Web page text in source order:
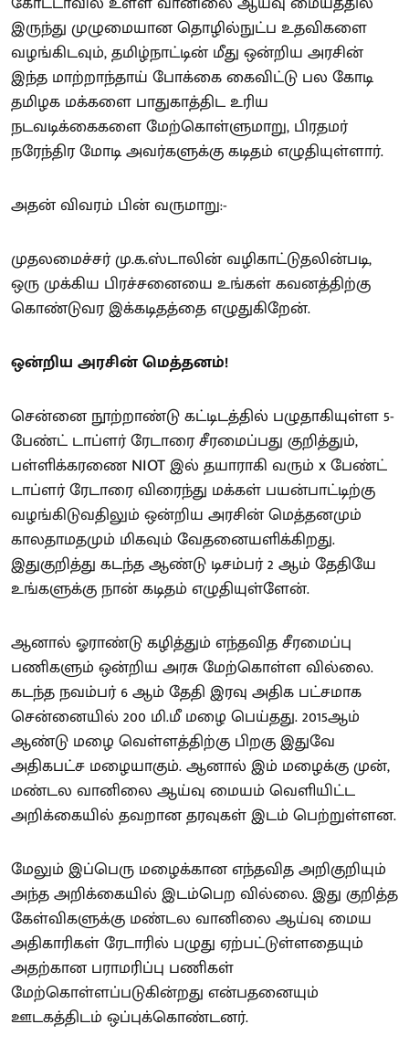
இருந்து முழுமையான தொழில்நுட்ப உதவிகளை
வழங்கிடவும், தமிழ்நாட்டின் மீது ஒன்றிய அரசின்
இந்த மாற்றாந்தாய் போக்கை கைவிட்டு பல கோடி
தமிழக மக்களை பாதுகாத்திட உரிய
நடவடிக்கைகளை மேற்கொள்ளுமாறு, பிரதமர்
நரேந்திர மோடி அவர்களுக்கு கடிதம் எழுதியுள்ளார்.
அதன் விவரம் பின் வருமாறு:-
முதலமைச்சர் மு.க.ஸ்டாலின் வழிகாட்டுதலின்படி,
ஒரு முக்கிய பிரச்சனையை உங்கள் கவனத்திற்கு
கொண்டுவர இக்கடிதத்தை எழுதுகிறேன்.
ஒன்றிய அரசின் மெத்தனம்!
சென்னை நூற்றாண்டு கட்டிடத்தில் பழுதாகியுள்ள 5-
பேண்ட் டாப்ளர் ரேடாரை சீரமைப்பது குறித்தும்,
பள்ளிக்கரணை NIOT இல் தயாராகி வரும் x பேண்ட்
டாப்ளர் ரேடாரை விரைந்து மக்கள் பயன்பாட்டிற்கு
வழங்கிடுவதிலும் ஒன்றிய அரசின் மெத்தனமும்
காலதாமதமும் மிகவும் வேதனையளிக்கிறது.
இதுகுறித்து கடந்த ஆண்டு டிசம்பர் 2 ஆம் தேதியே
உங்களுக்கு நான் கடிதம் எழுதியுள்ளேன்.
ஆனால் ஓராண்டு கழித்தும் எந்தவித சீரமைப்பு
பணிகளும் ஒன்றிய அரசு மேற்கொள்ள வில்லை.
கடந்த நவம்பர் 6 ஆம் தேதி இரவு அதிக பட்சமாக
சென்னையில் 200 மி.மீ மழை பெய்தது. 2015ஆம்
ஆண்டு மழை வெள்ளத்திற்கு பிறகு இதுவே
அதிகபட்ச மழையாகும். ஆனால் இம் மழைக்கு முன்,
மண்டல வானிலை ஆய்வு மையம் வெளியிட்ட
அறிக்கையில் தவறான தரவுகள் இடம் பெற்றுள்ளன.
மேலும் இப்பெரு மழைக்கான எந்தவித அறிகுறியும்
அந்த அறிக்கையில் இடம்பெற வில்லை. இது குறித்த
கேள்விகளுக்கு மண்டல வானிலை ஆய்வு மைய
அதிகாரிகள் ரேடாரில் பழுது ஏற்பட்டுள்ளதையும்
அதற்கான பராமரிப்பு பணிகள்
மேற்கொள்ளப்படுகின்றது என்பதனையும்
ஊடகத்திடம் ஒப்புக்கொண்டனர்.